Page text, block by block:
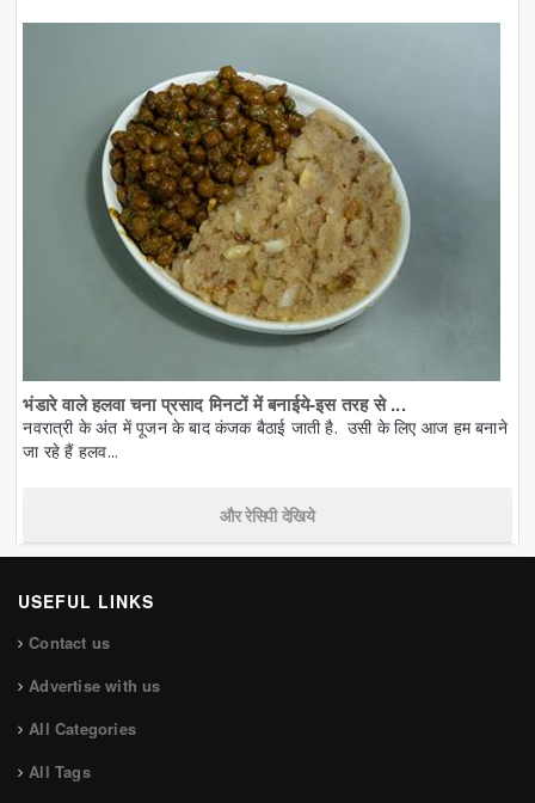
भंडारे वाले हलवा चना प्रसाद मिनटों में बनाईये-इस तरह से ...
नवरात्री के अंत में पूजन के बाद कंजक बैठाई जाती है. उसी के लिए आज हम बनाने
जा रहे हैं हलव...
और रेसिपी देखिये
USEFUL LINKS
Contact us
Advertise with us
All Categories
All Tags